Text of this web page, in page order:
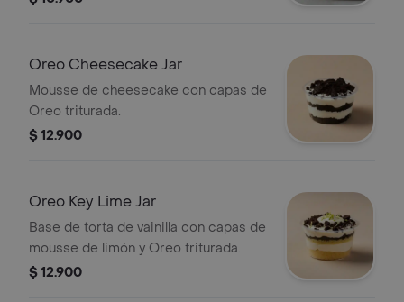
Oreo Cheesecake Jar
Mousse de cheesecake con capas de
Oreo triturada.
$ 12.900
Oreo Key Lime Jar
Base de torta de vainilla con capas de
mousse de limón y Oreo triturada.
$ 12.900